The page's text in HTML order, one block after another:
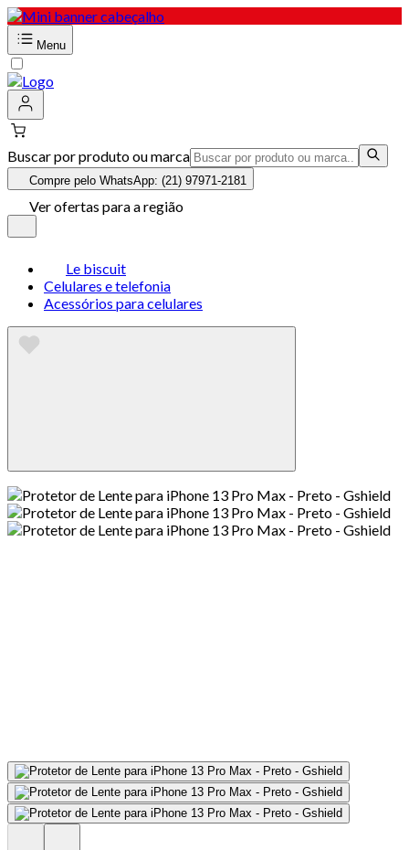
Menu
Buscar por produto ou marca
Compre pelo WhatsApp: (21) 97971-2181
Ver ofertas para a região
Le biscuit
Celulares e telefonia
Acessórios para celulares